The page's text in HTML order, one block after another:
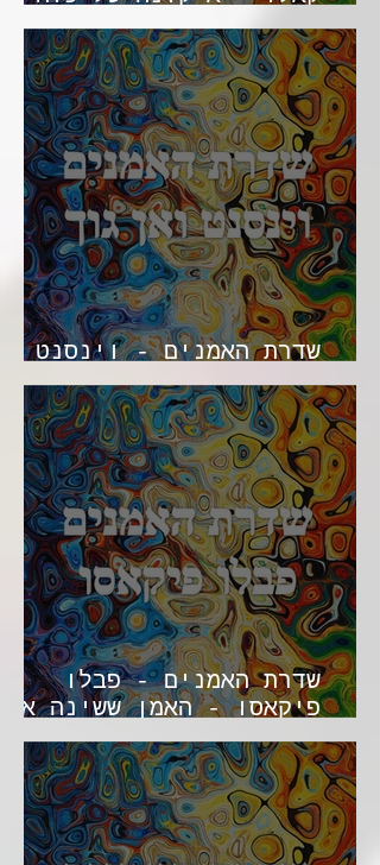
נשי ואמנות מקסיקנית
שדרת האמנים - וינסנט
ואן גוך - גאון בצבעים
שדרת האמנים - פבלו
פיקאסו - האמן ששינה את
פני האמנות